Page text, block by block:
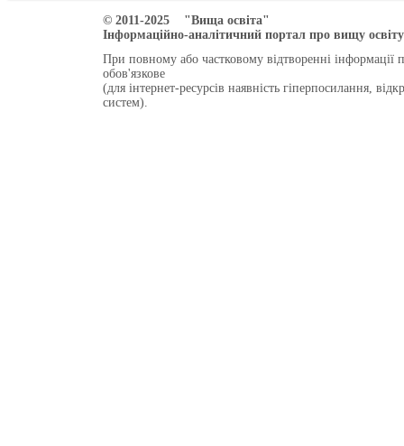
© 2011-2025 "Вища освіта"
Інформаційно-аналітичний портал про вищу
При повному або частковому відтворенні інформації
обов'язкове
(для інтернет-ресурсів наявність гіперпосилання,
систем).